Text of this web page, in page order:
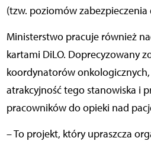
(tzw. poziomów
Ministerstwo pracuje również
kartami DiLO. Doprecyzowany
koordynatorów onkologicznych,
atrakcyjność tego stanowiska i
pracowników do opieki nad
– To projekt, który upraszcza